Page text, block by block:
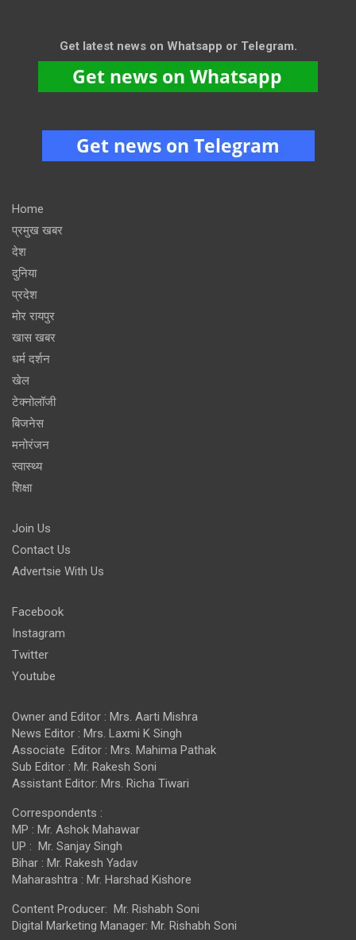
Get latest news on Whatsapp or Telegram.
Home
प्रमुख खबर
देश
दुनिया
प्रदेश
मोर रायपुर
खास खबर
धर्म दर्शन
खेल
टेक्नोलॉजी
बिजनेस
मनोरंजन
स्वास्थ्य
शिक्षा
Join Us
Contact Us
Advertsie With Us
Facebook
Instagram
Twitter
Youtube
Owner and Editor : Mrs. Aarti Mishra
News Editor : Mrs. Laxmi K Singh
Associate Editor : Mrs. Mahima Pathak
Sub Editor : Mr. Rakesh Soni
Assistant Editor: Mrs. Richa Tiwari
Correspondents :
MP : Mr. Ashok Mahawar
UP : Mr. Sanjay Singh
Bihar : Mr. Rakesh Yadav
Maharashtra : Mr. Harshad Kishore
Content Producer: Mr. Rishabh Soni
Digital Marketing Manager: Mr. Rishabh Soni